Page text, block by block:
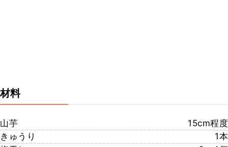
材料
山芋
15cm程度
きゅうり
1本